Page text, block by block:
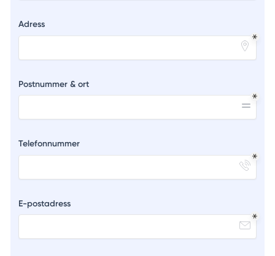
Adress
Postnummer & ort
Telefonnummer
E-postadress